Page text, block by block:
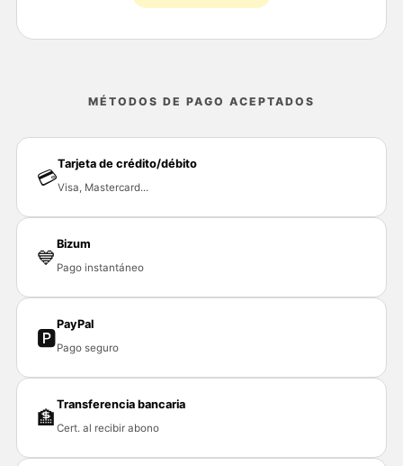
MÉTODOS DE PAGO ACEPTADOS
💳
Tarjeta de crédito/débito
Visa, Mastercard...
💙
Bizum
Pago instantáneo
🅿
PayPal
Pago seguro
🏦
Transferencia bancaria
Cert. al recibir abono